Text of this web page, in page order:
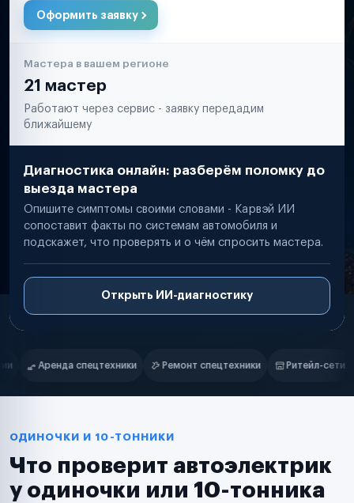
Оформить заявку
Мастера в вашем регионе
21 мастер
Работают через сервис - заявку передадим
ближайшему
Диагностика онлайн: разберём поломку до
выезда мастера
Опишите симптомы своими словами - Карвэй ИИ
сопоставит факты по системам автомобиля и
подскажет, что проверять и о чём спросить мастера.
Открыть ИИ-диагностику
Нам доверяют
Ремонт спецтехники Ритейл-сети Управляющие компании
Маркетплейсы
Таксопарки
Автодилеры
Поставщики запчастей
ОДИНОЧКИ И 10-ТОННИКИ
Что проверит автоэлектрик
у одиночки или 10-тонника